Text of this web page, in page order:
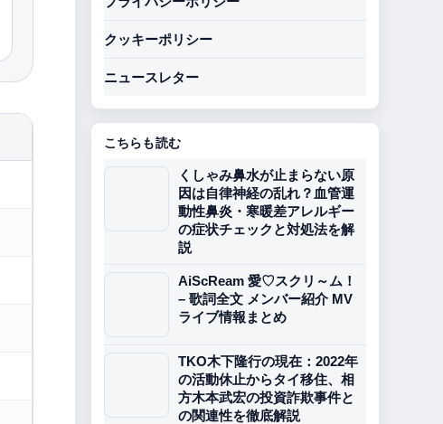
クッキーポリシー
ニュースレター
こちらも読む
くしゃみ鼻水が止まらない原
因は自律神経の乱れ？血管運
動性鼻炎・寒暖差アレルギー
の症状チェックと対処法を解
説
AiScReam 愛♡スクリ～ム！
– 歌詞全文 メンバー紹介 MV
ライブ情報まとめ
TKO木下隆行の現在：2022年
の活動休止からタイ移住、相
方木本武宏の投資詐欺事件と
の関連性を徹底解説